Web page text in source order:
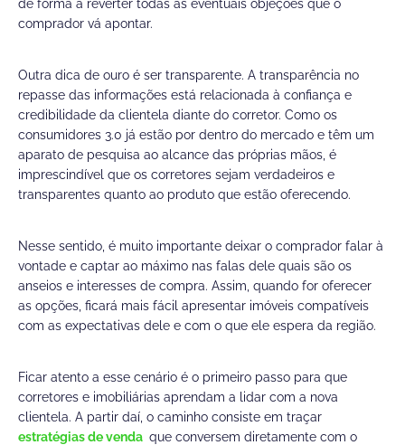
de forma a reverter todas as eventuais objeções que o
comprador vá apontar.
Outra dica de ouro é ser transparente. A transparência no
repasse das informações está relacionada à confiança e
credibilidade da clientela diante do corretor. Como os
consumidores 3.0 já estão por dentro do mercado e têm um
aparato de pesquisa ao alcance das próprias mãos, é
imprescindível que os corretores sejam verdadeiros e
transparentes quanto ao produto que estão oferecendo.
Nesse sentido, é muito importante deixar o comprador falar à
vontade e captar ao máximo nas falas dele quais são os
anseios e interesses de compra. Assim, quando for oferecer
as opções, ficará mais fácil apresentar imóveis compatíveis
com as expectativas dele e com o que ele espera da região.
Ficar atento a esse cenário é o primeiro passo para que
corretores e imobiliárias aprendam a lidar com a nova
clientela. A partir daí, o caminho consiste em traçar
estratégias de venda que conversem diretamente com o